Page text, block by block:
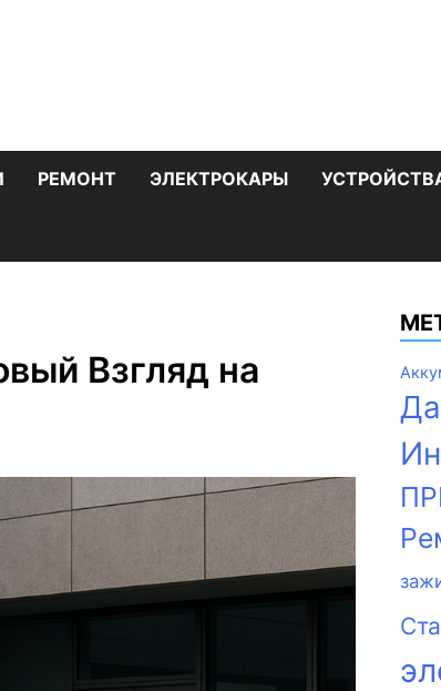
РЕМОНТ ЭЛЕКТРОКАРЫ
Взгляд на